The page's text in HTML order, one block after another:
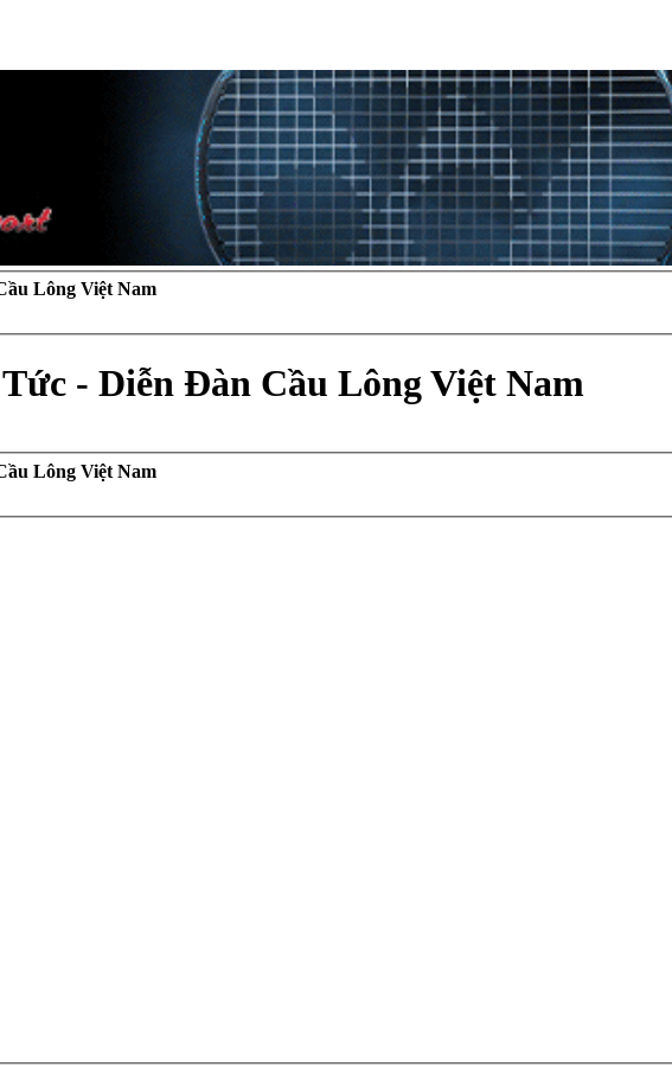
Lông Việt Nam
- Diễn Đàn Cầu Lông Việt Nam
Lông Việt Nam